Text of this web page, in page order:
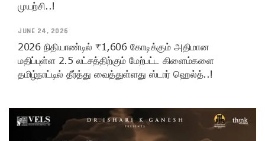
முயற்சி..!
JUNE 24, 2026
2026 நிதியாண்டில் ₹1,606 கோடிக்கும் அதிமான
மதிப்புள்ள 2.5 லட்சத்திற்கும் மேற்பட்ட கிளைம்களை
தமிழ்நாட்டில் தீர்த்து வைத்துள்ளது ஸ்டார் ஹெல்த்..!